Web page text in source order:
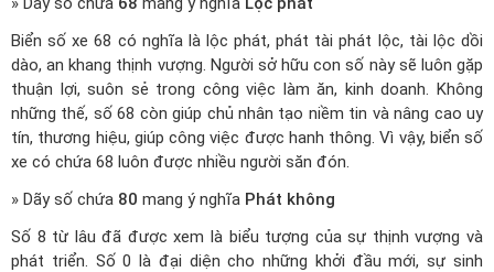
Biển số xe 68 có nghĩa là lộc phát, phát tài phát lộc, tài lộc dồi
dào, an khang thịnh vượng. Người sở hữu con số này sẽ luôn gặp
thuận lợi, suôn sẻ trong công việc làm ăn, kinh doanh. Không
những thế, số 68 còn giúp chủ nhân tạo niềm tin và nâng cao uy
tín, thương hiệu, giúp công việc được hanh thông. Vì vậy, biển số
xe có chứa 68 luôn được nhiều người săn đón.
» Dãy số chứa 80 mang ý nghĩa Phát không
Số 8 từ lâu đã được xem là biểu tượng của sự thịnh vượng và
phát triển. Số 0 là đại diện cho những khởi đầu mới, sự sinh